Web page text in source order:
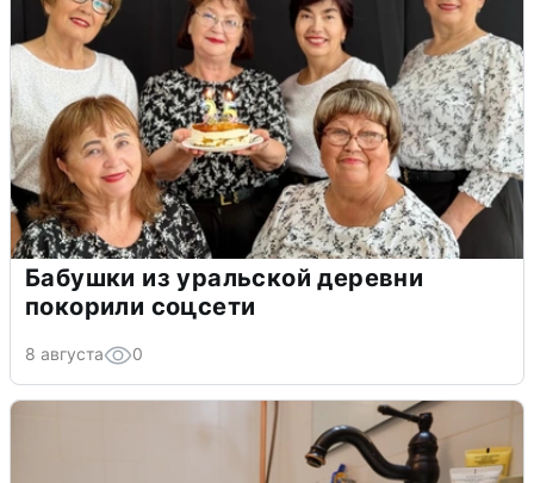
Бабушки из уральской деревни
покорили соцсети
8 августа 0